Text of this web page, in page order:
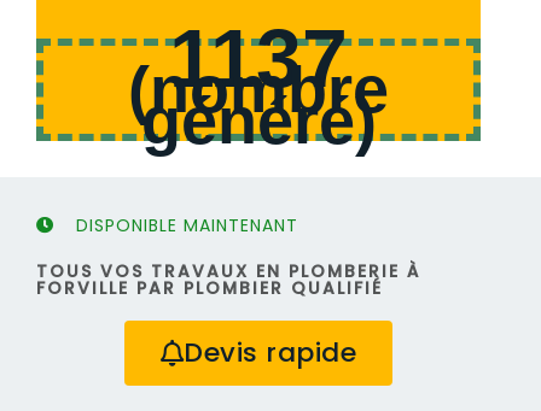
1137
(nombre
généré)
DISPONIBLE MAINTENANT
TOUS VOS TRAVAUX EN PLOMBERIE À
FORVILLE PAR PLOMBIER QUALIFIÉ
Devis rapide